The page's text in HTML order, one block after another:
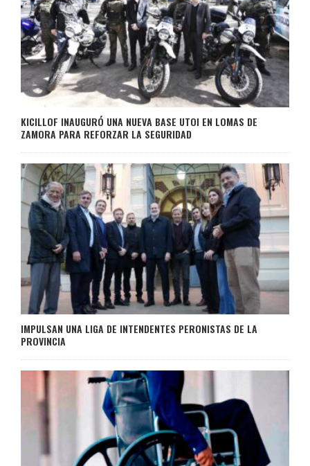
KICILLOF INAUGURÓ UNA NUEVA BASE UTOI EN LOMAS DE
ZAMORA PARA REFORZAR LA SEGURIDAD
IMPULSAN UNA LIGA DE INTENDENTES PERONISTAS DE LA
PROVINCIA